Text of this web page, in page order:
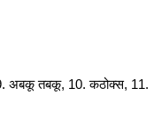
अबकू तबकू, 10. कठोक्स, 11.